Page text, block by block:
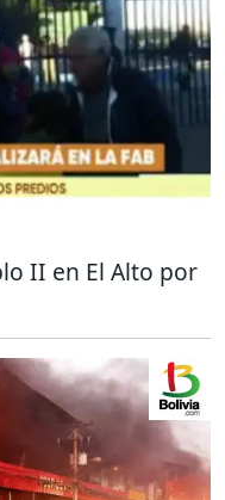
II en El Alto por